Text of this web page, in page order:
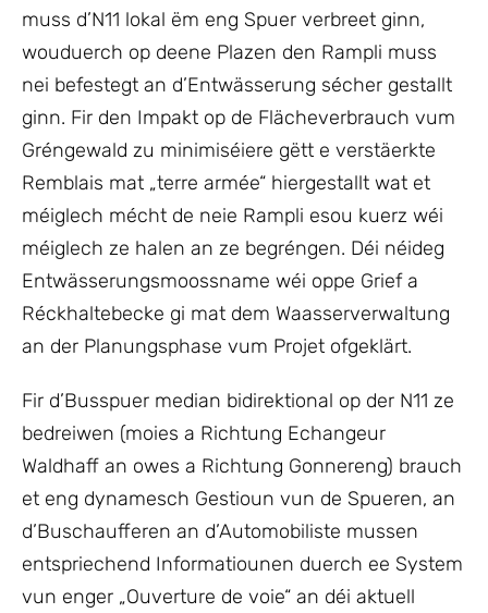
muss d’N11 lokal ëm eng Spuer verbreet ginn,
wouduerch op deene Plazen den Rampli muss
nei befestegt an d’Entwässerung sécher gestallt
ginn. Fir den Impakt op de Flächeverbrauch vum
Gréngewald zu minimiséiere gëtt e verstäerkte
Remblais mat „terre armée“ hiergestallt wat et
méiglech mécht de neie Rampli esou kuerz wéi
méiglech ze halen an ze begréngen. Déi néideg
Entwässerungsmoossname wéi oppe Grief a
Réckhaltebecke gi mat dem Waasserverwaltung
an der Planungsphase vum Projet ofgeklärt.
Fir d’Busspuer median bidirektional op der N11 ze
bedreiwen (moies a Richtung Echangeur
Waldhaff an owes a Richtung Gonnereng) brauch
et eng dynamesch Gestioun vun de Spueren, an
d’Buschaufferen an d’Automobiliste mussen
entspriechend Informatiounen duerch ee System
vun enger „Ouverture de voie“ an déi aktuell